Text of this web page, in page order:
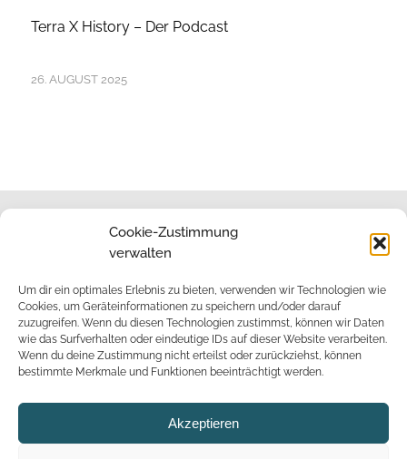
Cookie-Zustimmung
verwalten
Um dir ein optimales Erlebnis zu bieten, verwenden wir Technologien wie
Cookies, um Geräteinformationen zu speichern und/oder darauf
zuzugreifen. Wenn du diesen Technologien zustimmst, können wir Daten
wie das Surfverhalten oder eindeutige IDs auf dieser Website verarbeiten.
Wenn du deine Zustimmung nicht erteilst oder zurückziehst, können
bestimmte Merkmale und Funktionen beeinträchtigt werden.
Akzeptieren
Terra X History – Der Podcast
26. AUGUST 2025
Datenschutz